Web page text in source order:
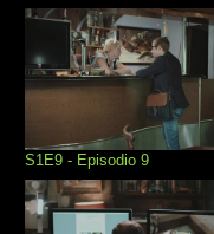
S1E9 - Episodio 9